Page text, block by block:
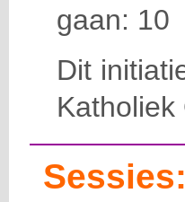
gaan: 10
Dit
Sessies: